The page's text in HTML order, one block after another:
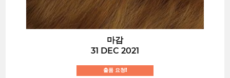
마감
31 DEC 2021
출품 요청!